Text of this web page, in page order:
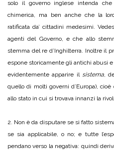
solo il governo inglese intenda
chimerica, ma ben anche che la
ratificata da’ cittadini medesimi.
agenti del Governo, e che allo
stemma del re d’Inghilterra. Inoltre il
espone storicamente gli antichi abusi
evidentemente apparire il sistema,
quello di molti governi d’Europa),
allo stato in cui si trovava innanzi la
2. Non è da disputare se sì fatto
se sia applicabile, o no; e tutte
pendano verso la negativa: quindi